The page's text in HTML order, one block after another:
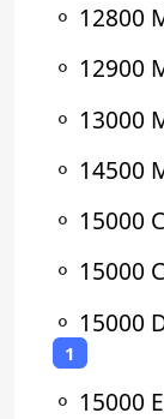
⚬ 12800
⚬ 12900
⚬ 13000
⚬ 14500
⚬ 15000
⚬ 15000
⚬ 15000
1
⚬ 15000